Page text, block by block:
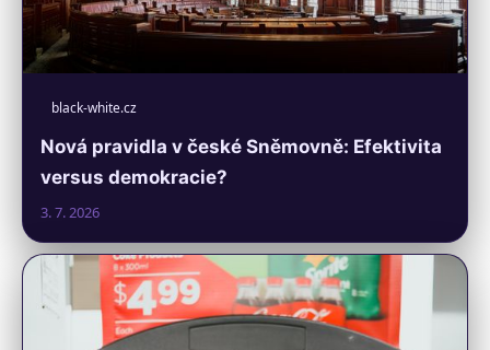
black-white.cz
Nová pravidla v české Sněmovně: Efektivita
versus demokracie?
3. 7. 2026